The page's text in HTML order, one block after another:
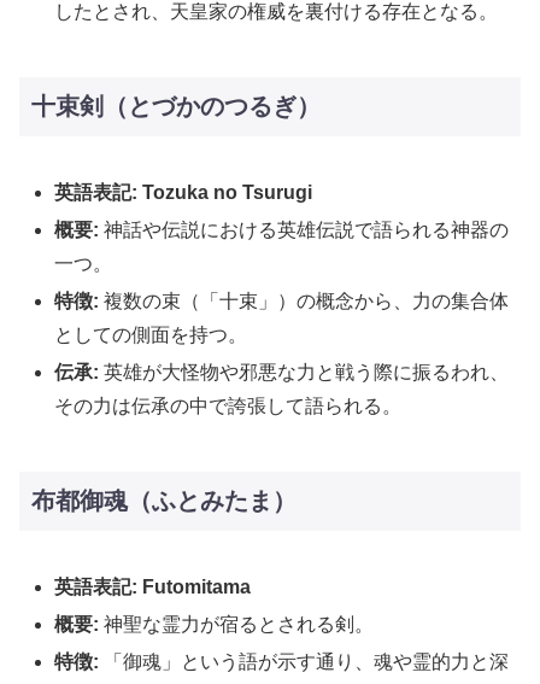
したとされ、天皇家の権威を裏付ける存在となる。
十束剣（とづかのつるぎ）
英語表記: Tozuka no Tsurugi
概要: 神話や伝説における英雄伝説で語られる神器の
一つ。
特徴: 複数の束（「十束」）の概念から、力の集合体
としての側面を持つ。
伝承: 英雄が大怪物や邪悪な力と戦う際に振るわれ、
その力は伝承の中で誇張して語られる。
布都御魂（ふとみたま）
英語表記: Futomitama
概要: 神聖な霊力が宿るとされる剣。
特徴: 「御魂」という語が示す通り、魂や霊的力と深